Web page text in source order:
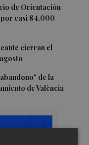
de Orientación
por casi 84.000
cierran el
de la
de València